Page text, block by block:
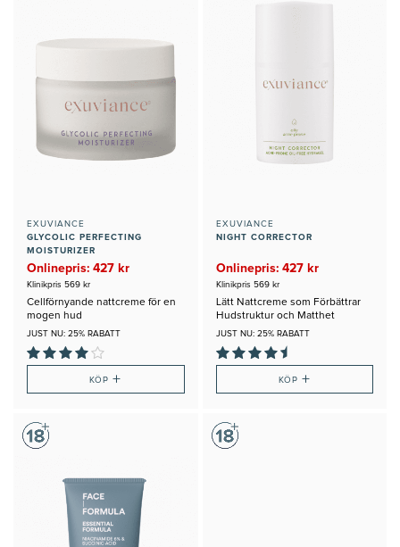
EXUVIANCE
GLYCOLIC PERFECTING
MOISTURIZER
Onlinepris: 427 kr
Klinikpris 569 kr
Cellförnyande nattcreme för en
mogen hud
JUST NU: 25% RABATT
KÖP+
EXUVIANCE
NIGHT CORRECTOR
Onlinepris: 427 kr
Klinikpris 569 kr
Lätt Nattcreme som Förbättrar
Hudstruktur och Matthet
JUST NU: 25% RABATT
KÖP +